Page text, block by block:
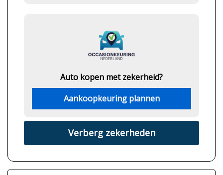
Auto kopen met zekerheid?
Aankoopkeuring plannen
Verberg zekerheden